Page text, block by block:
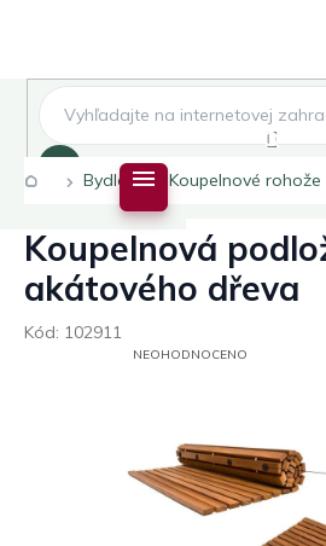
DomůBydlení Koupelnové rohože
Koupelnová
akátového dřeva
Kód: 102911
PRŮMĚRNÉ
HVĚZDIČEK.
NEOHODNOCENO